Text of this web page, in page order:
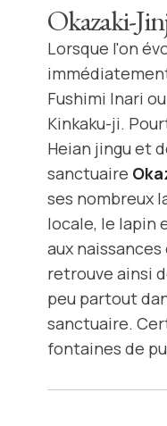
Okazaki-
Lorsque l'on
Fushimi Inari
Kinkaku-ji.
Heian jingu et
sanctuaire
ses nombreux
locale, le lapin
aux
retrouve ainsi
peu partout
sanctuaire.
fontaines de